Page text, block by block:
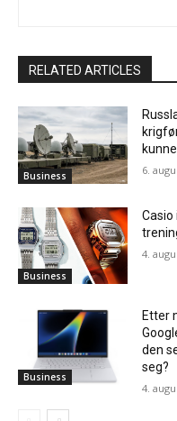
RELATED ARTICLES
Business 6.
Business
4.
Business
Etter
den
seg?
4.